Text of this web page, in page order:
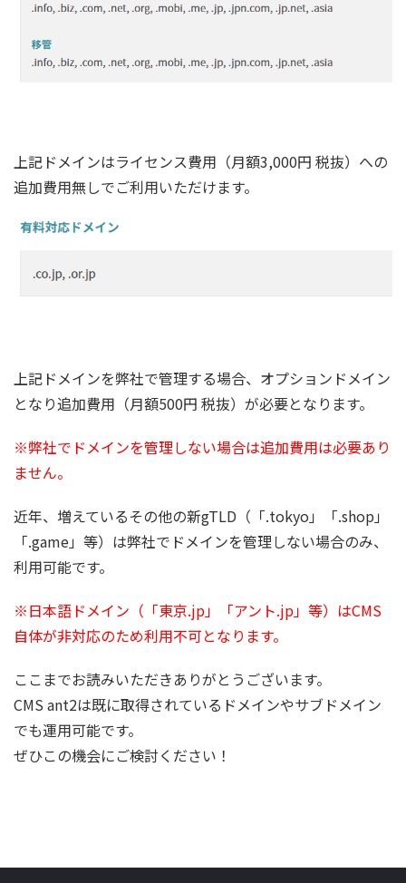
上記ドメインはライセンス費用（月額3,000円 税抜）への
追加費用無しでご利用いただけます。
上記ドメインを弊社で管理する場合、オプションドメイン
となり追加費用（月額500円 税抜）が必要となります。
※弊社でドメインを管理しない場合は追加費用は必要あり
ません。
近年、増えているその他の新gTLD（「.tokyo」「.shop」
「.game」等）は弊社でドメインを管理しない場合のみ、
利用可能です。
※日本語ドメイン（「東京.jp」「アント.jp」等）はCMS
自体が非対応のため利用不可となります。
ここまでお読みいただきありがとうございます。
CMS ant2は既に取得されているドメインやサブドメイン
でも運用可能です。
ぜひこの機会にご検討ください！